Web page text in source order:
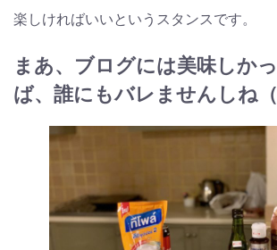
楽しければいいというスタンスです。
まあ、ブログには美味しか
ば、誰にもバレませんしね（